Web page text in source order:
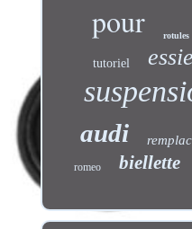
pour rotules
tutoriel
audi
romeo biellette